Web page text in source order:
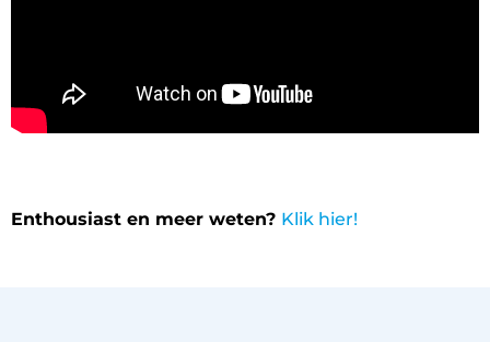
Enthousiast en meer weten? Klik hier!